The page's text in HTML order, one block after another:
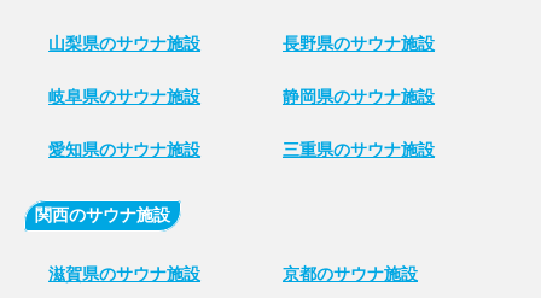
山梨県のサウナ施設 長野県のサウナ施設
岐阜県のサウナ施設 静岡県のサウナ施設
愛知県のサウナ施設 三重県のサウナ施設
関西のサウナ施設
滋賀県のサウナ施設 京都のサウナ施設